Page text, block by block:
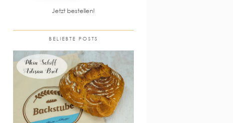
Jetzt bestellen!
BELIEBTE POSTS